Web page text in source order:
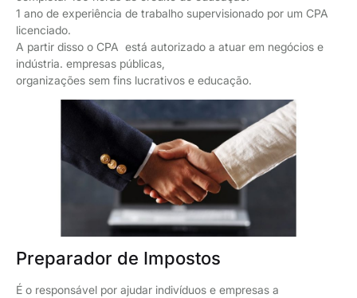
1 ano de experiência de trabalho supervisionado por um CPA
licenciado.
A partir disso o CPA está autorizado a atuar em negócios e
indústria. empresas públicas,
organizações sem fins lucrativos e educação.
Preparador de Impostos
É o responsável por ajudar indivíduos e empresas a